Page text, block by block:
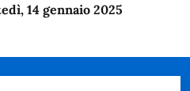
14 gennaio 2025